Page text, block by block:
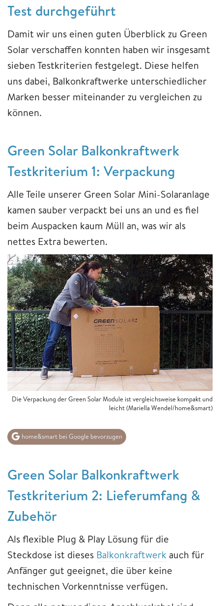
Test durchgeführt
Damit wir uns einen guten Überblick zu Green
Solar verschaffen konnten haben wir insgesamt
sieben Testkriterien festgelegt. Diese helfen
uns dabei, Balkonkraftwerke unterschiedlicher
Marken besser miteinander zu vergleichen zu
können.
Green Solar Balkonkraftwerk
Testkriterium 1: Verpackung
Alle Teile unserer Green Solar Mini-Solaranlage
kamen sauber verpackt bei uns an und es fiel
beim Auspacken kaum Müll an, was wir als
nettes Extra bewerten.
Die Verpackung der Green Solar Module ist vergleichsweise kompakt und
leicht (Mariella Wendel/home&smart)
home&smart bei Google bevorzugen
Green Solar Balkonkraftwerk
Testkriterium 2: Lieferumfang &
Zubehör
Als flexible Plug & Play Lösung für die
Steckdose ist dieses Balkonkraftwerk auch für
Anfänger gut geeignet, die über keine
technischen Vorkenntnisse verfügen.